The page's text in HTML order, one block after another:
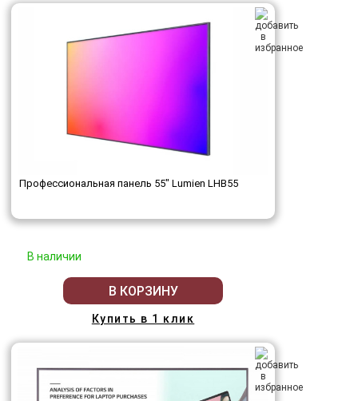
Профессиональная панель 55" Lumien LHB55
В наличии
В КОРЗИНУ
Купить в 1 клик